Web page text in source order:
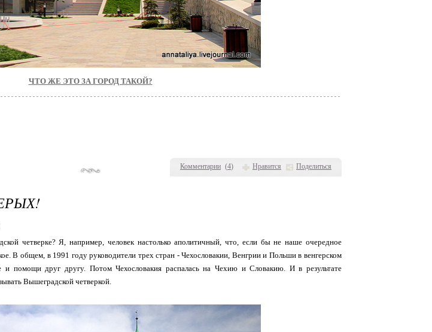
Комментарии (4) Нравится Поделиться
ЧТО ЖЕ ЭТО ЗА ГОРОД ТАКОЙ?
четверке? Я, например, человек настолько аполитичный, что, если бы не наше очередное
В общем, в 1991 году руководители трех стран - Чехословакии, Венгрии и Польши в венгерском
и помощи друг другу. Потом Чехословакия распалась на Чехию и Словакию. И в результате
Вышеградской четверкой.